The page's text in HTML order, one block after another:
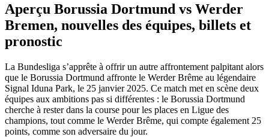
Aperçu Borussia Dortmund vs Werder
Bremen, nouvelles des équipes, billets et
pronostic
La Bundesliga s’apprête à offrir un autre affrontement palpitant alors
que le Borussia Dortmund affronte le Werder Brême au légendaire
Signal Iduna Park, le 25 janvier 2025. Ce match met en scène deux
équipes aux ambitions pas si différentes : le Borussia Dortmund
cherche à rester dans la course pour les places en Ligue des
champions, tout comme le Werder Brême, qui compte également 25
points, comme son adversaire du jour.